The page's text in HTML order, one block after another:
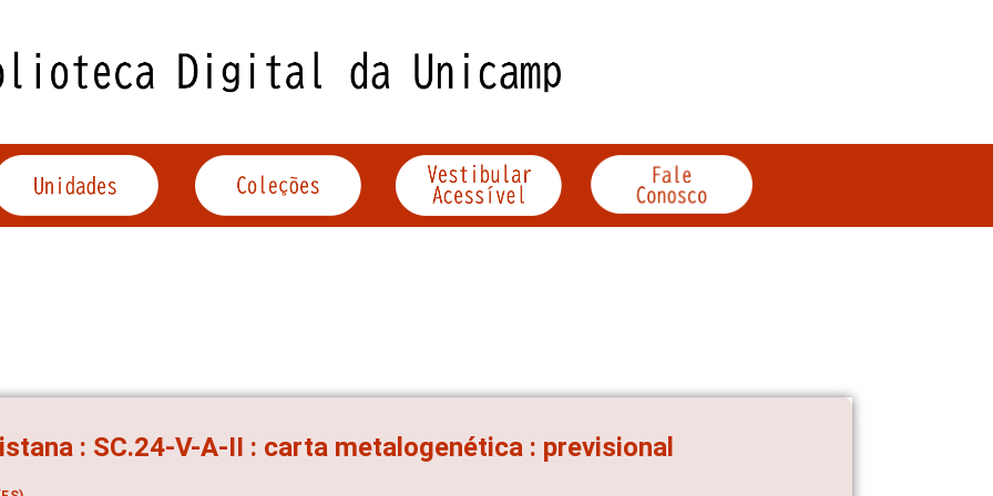
: SC.24-V-A-II : carta metalogenética : previsional